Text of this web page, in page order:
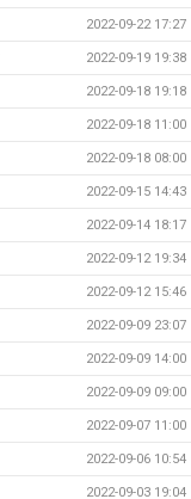
2022-09-22 17:27
2022-09-19 19:38
2022-09-18 19:18
2022-09-18 11:00
2022-09-18 08:00
2022-09-15 14:43
2022-09-14 18:17
2022-09-12 19:34
2022-09-12 15:46
2022-09-09 23:07
2022-09-09 14:00
2022-09-09 09:00
2022-09-07 11:00
2022-09-06 10:54
2022-09-03 19:04